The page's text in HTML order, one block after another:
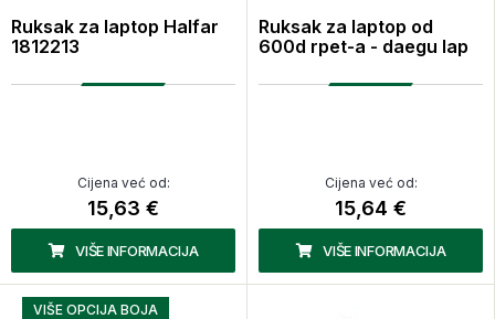
Ruksak za laptop Halfar
1812213
Cijena već od:
15,63 €
VIŠE INFORMACIJA
Ruksak za laptop od
600d rpet-a - daegu lap
Cijena već od:
15,64 €
VIŠE INFORMACIJA
VIŠE OPCIJA BOJA